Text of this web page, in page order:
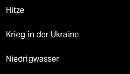
Hitze
Krieg in der Ukraine
Niedrigwasser